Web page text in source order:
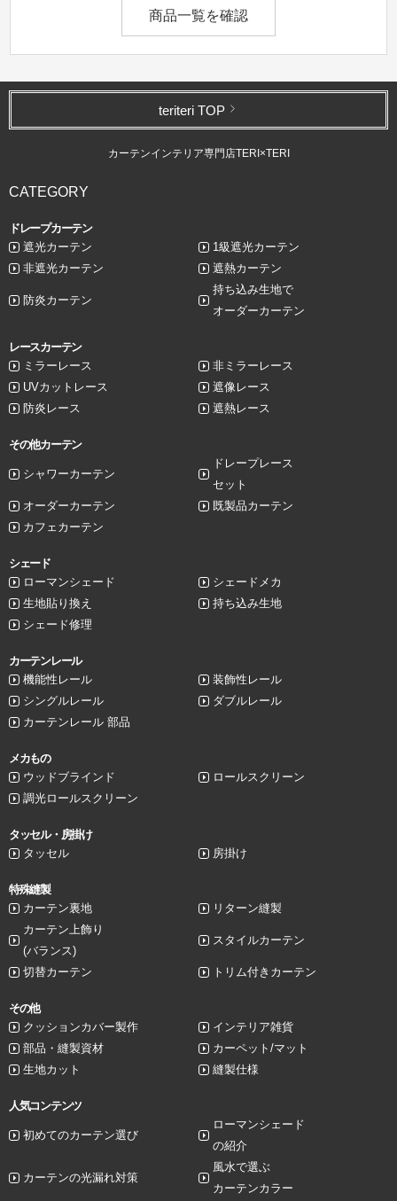
商品一覧を確認
teriteri TOP
カーテンインテリア専門店TERI×TERI
CATEGORY
ドレープカーテン
遮光カーテン
1級遮光カーテン
非遮光カーテン
遮熱カーテン
防炎カーテン
持ち込み生地で
オーダーカーテン
レースカーテン
ミラーレース
非ミラーレース
UVカットレース
遮像レース
防炎レース
遮熱レース
その他カーテン
シャワーカーテン
ドレープレース
セット
オーダーカーテン
既製品カーテン
カフェカーテン
シェード
ローマンシェード
シェードメカ
生地貼り換え
持ち込み生地
シェード修理
カーテンレール
機能性レール
装飾性レール
シングルレール
ダブルレール
カーテンレール 部品
メカもの
ウッドブラインド
ロールスクリーン
調光ロールスクリーン
タッセル・房掛け
タッセル
房掛け
特殊縫製
カーテン裏地
リターン縫製
カーテン上飾り
(バランス)
スタイルカーテン
切替カーテン トリム付きカーテン
その他
クッションカバー製作
インテリア雑貨
部品・縫製資材
カーペット/マット
生地カット
縫製仕様
人気コンテンツ
初めてのカーテン選び
ローマンシェード
の紹介
カーテンの光漏れ対策
風水で選ぶ
カーテンカラー